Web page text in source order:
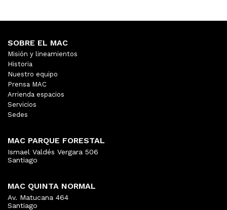
SOBRE EL MAC
Misión y lineamientos
Historia
Nuestro equipo
Prensa MAC
Arrienda espacios
Servicios
Sedes
MAC PARQUE FORESTAL
Ismael Valdés Vergara 506
Santiago
MAC QUINTA NORMAL
Av. Matucana 464
Santiago